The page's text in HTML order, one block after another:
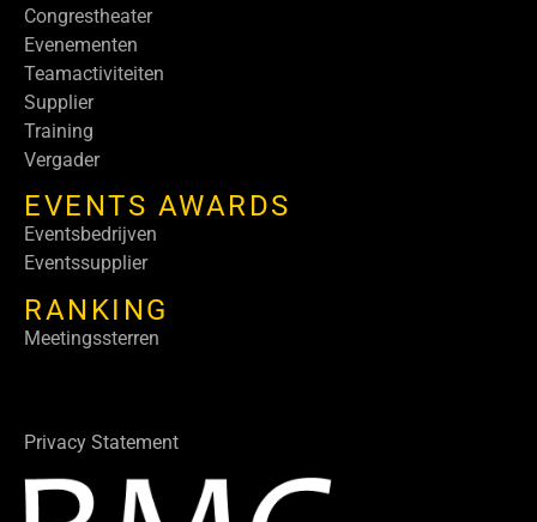
Congrestheater
Evenementen
Teamactiviteiten
Supplier
Training
Vergader
EVENTS AWARDS
Eventsbedrijven
Eventssupplier
RANKING
Meetingssterren
Privacy Statement